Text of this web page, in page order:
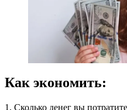
Как экономить:
1. Сколько денег вы